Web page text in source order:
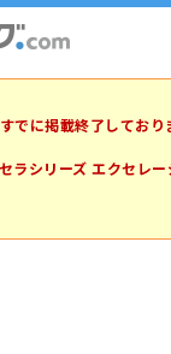
でに掲載終了しており
ラシリーズ エクセレ